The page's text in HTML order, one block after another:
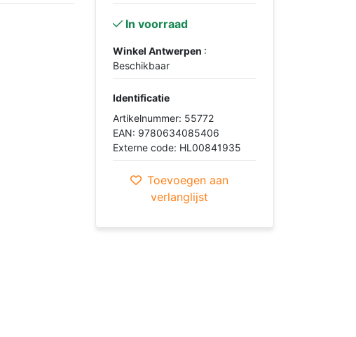
In voorraad
Winkel Antwerpen :
Beschikbaar
Identificatie
Artikelnummer: 55772
EAN: 9780634085406
Externe code: HL00841935
Toevoegen aan
verlanglijst